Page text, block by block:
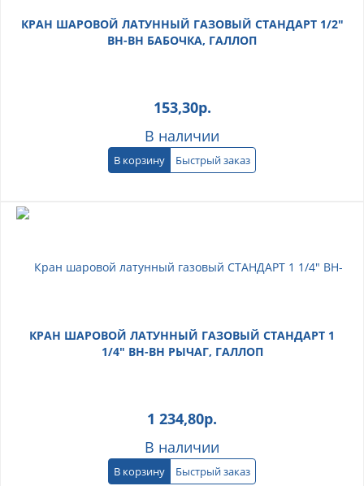
КРАН ШАРОВОЙ ЛАТУННЫЙ ГАЗОВЫЙ СТАНДАРТ 1/2"
ВН-ВН БАБОЧКА, ГАЛЛОП
153,30р.
В наличии
В корзину Быстрый заказ
КРАН ШАРОВОЙ ЛАТУННЫЙ ГАЗОВЫЙ СТАНДАРТ 1
1/4" ВН-ВН РЫЧАГ, ГАЛЛОП
1 234,80р.
В наличии
В корзину Быстрый заказ